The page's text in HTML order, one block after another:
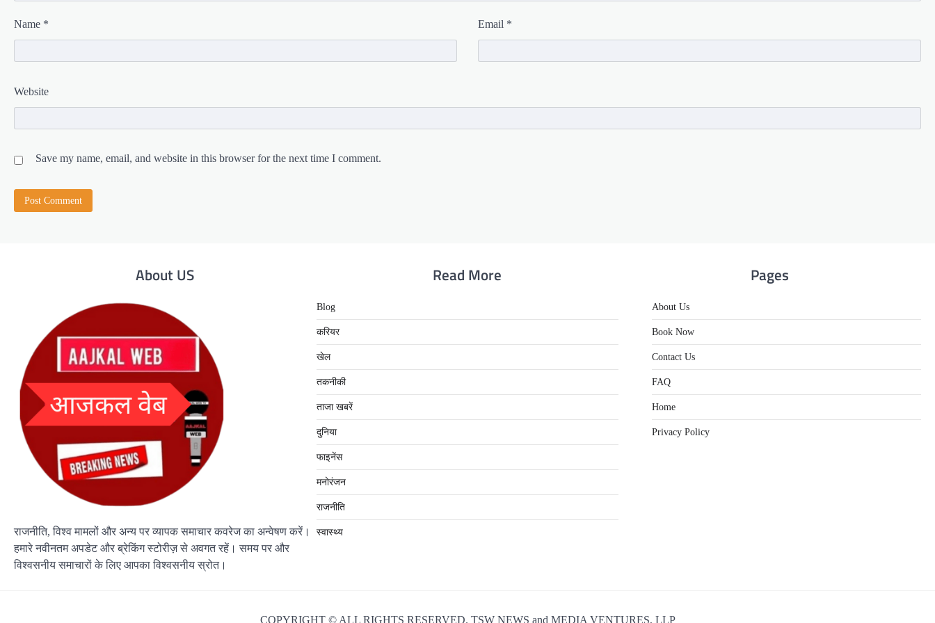
Name * Email *
Website
Save my name, email, and website in this browser for the next time I comment.
About US
राजनीति, विश्व मामलों और अन्य पर व्यापक समाचार कवरेज का अन्वेषण करें।
हमारे नवीनतम अपडेट और ब्रेकिंग स्टोरीज़ से अवगत रहें। समय पर और
विश्वसनीय समाचारों के लिए आपका विश्वसनीय स्रोत।
Read More
Blog
करियर
खेल
तकनीकी
ताजा खबरें
दुनिया
फाइनेंस
मनोरंजन
राजनीति
स्वास्थ्य
Pages
About Us
Book Now
Contact Us
FAQ
Home
Privacy Policy
COPYRIGHT © ALL RIGHTS RESERVED. TSW NEWS and MEDIA VENTURES, LLP